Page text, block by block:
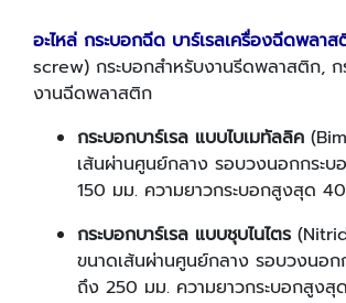
อะไหล่ กระบอกฉีด บาร์เรลเครื่องฉีดพลา
screw) กระบอกสำหรับงานรีดพลาสติก, ก
งานฉีดพลาสติก
กระบอกบาร์เรล แบบไบเมทัลลิค
เส้นผ่านศูนย์กลาง รอบวงนอกกระ
150 มม. ความยาวกระบอกสูงสุด
กระบอกบาร์เรล แบบชุบไนไตร
ขนาดเส้นผ่านศูนย์กลาง รอบวงนอก
ถึง 250 มม. ความยาวกระบอกสูง